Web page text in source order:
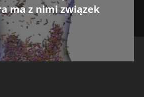
ma z nimi związek